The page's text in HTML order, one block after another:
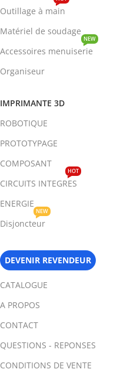
Outillage à main
Matériel de soudage
Accessoires menuiserie
NEW
Organiseur
IMPRIMANTE 3D
ROBOTIQUE
PROTOTYPAGE
COMPOSANT
CIRCUITS INTEGRES
HOT
ENERGIE
Disjoncteur
NEW
DEVENIR REVENDEUR
CATALOGUE
A PROPOS
CONTACT
QUESTIONS - REPONSES
CONDITIONS DE VENTE